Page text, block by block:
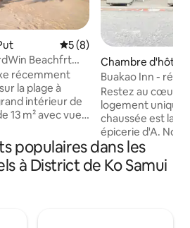
Évaluation moyenne sur
5 (8)
Beachfrt
piscine
récemment
la plage à
13 m² avec vue
gratuit,
Chambre d'hôtel
n
Buakao Inn -
d'hôtes entière
Restez au cœur
logement
chaussée est la
épicerie d'A. Nous sommes sur Walking
Street. (rue
vendredi soir
pub irlandais et
populaires dans les
à District de Ko Samui